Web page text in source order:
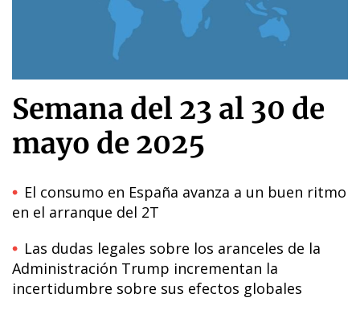
Semana del 23 al 30 de
mayo de 2025
El consumo en España avanza a un buen ritmo
en el arranque del 2T
Las dudas legales sobre los aranceles de la
Administración Trump incrementan la
incertidumbre sobre sus efectos globales